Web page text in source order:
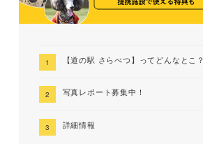
【道の駅 さらべつ】ってどんなとこ？
写真レポート募集中！
詳細情報